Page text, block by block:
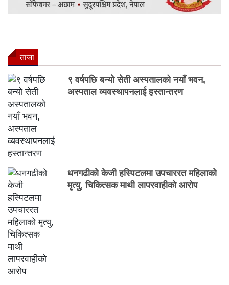
ताजा
९ वर्षपछि बन्यो सेती अस्पतालको नयाँ भवन,
अस्पताल व्यवस्थापनलाई हस्तान्तरण
धनगढीको केजी हस्पिटलमा उपचाररत महिलाको
मृत्यु, चिकित्सक माथी लापरवाहीको आरोप